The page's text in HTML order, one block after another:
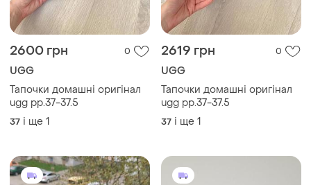
2600 грн 0
UGG
Тапочки домашні оригінал
ugg рр.37-37.5
37 і ще 1
2619 грн 0
UGG
Тапочки домашні оригінал
ugg рр.37-37.5
37 і ще 1